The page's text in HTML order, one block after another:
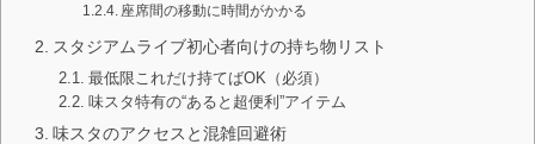
座席間の移動に時間がかかる
スタジアムライブ初心者向けの持ち物リスト
最低限これだけ持てばOK（必須）
味スタ特有の“あると超便利”アイテム
味スタのアクセスと混雑回避術